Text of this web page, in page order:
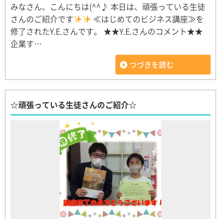
みなさん、こんにちは(^^♪ 本日は、頑張っている生徒
さんのご紹介です
≪はじめてのビジネス講座≫を
修了されたY.E.さんです。 ★★Y.E.さんのコメント★★
企業す…
つづきを読む
☆頑張っている生徒さんのご紹介☆